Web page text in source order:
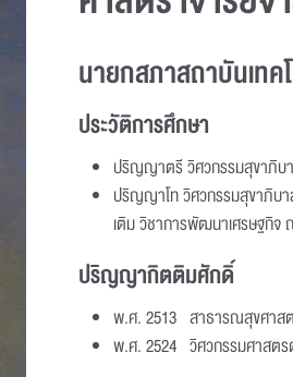
นายกสภาสถาบันเทค
ประวัติการศึกษา
ปริญญาตรี วิศวกรรมสุขาภิบ
ปริญญาโท วิศวกรรมสุขาภิบ
เติม วิชาการพัฒนาเศรษฐกิ
ปริญญากิตติมศักดิ์
พ.ศ. 2513 สาธารณสุขศา
พ.ศ. 2524 วิศวกรรมศาสต